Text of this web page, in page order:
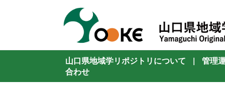
山口県地域学リポジトリについて |
管理
合わせ